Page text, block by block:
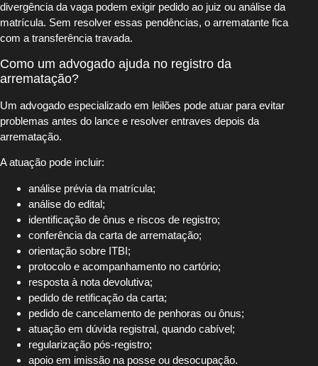
divergência da vaga podem exigir pedido ao juiz ou análise da
matrícula. Sem resolver essas pendências, o arrematante fica
com a transferência travada.
Como um advogado ajuda no registro da
arrematação?
Um advogado especializado em leilões pode atuar para evitar
problemas antes do lance e resolver entraves depois da
arrematação.
A atuação pode incluir:
análise prévia da matrícula;
análise do edital;
identificação de ônus e riscos de registro;
conferência da carta de arrematação;
orientação sobre ITBI;
protocolo e acompanhamento no cartório;
resposta à nota devolutiva;
pedido de retificação da carta;
pedido de cancelamento de penhoras ou ônus;
atuação em dúvida registral, quando cabível;
regularização pós-registro;
apoio em imissão na posse ou desocupação.